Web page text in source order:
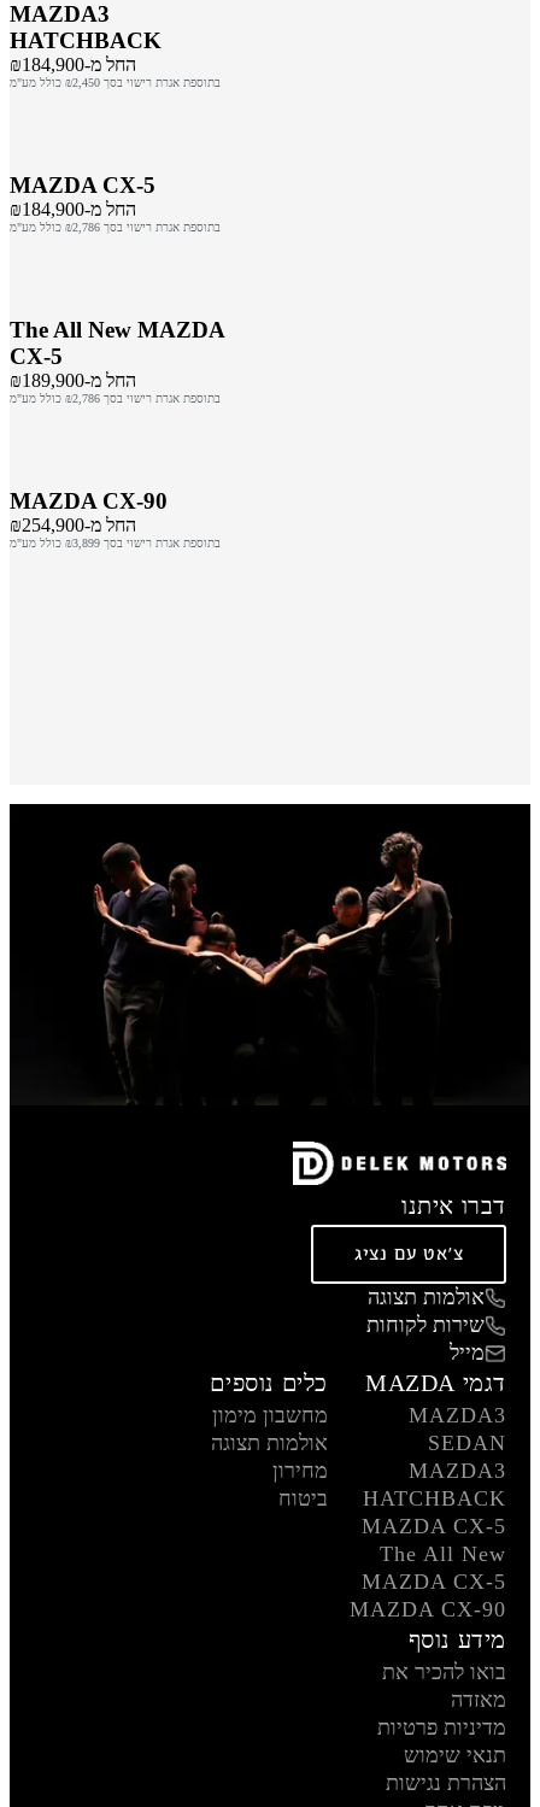
MAZDA3
HATCHBACK
החל מ-₪184,900
בתוספת אגרת רישוי בסך ₪2,450 כולל מע"מ
MAZDA CX-5
החל מ-₪184,900
בתוספת אגרת רישוי בסך ₪2,786 כולל מע"מ
The All New MAZDA
CX-5
החל מ-₪189,900
בתוספת אגרת רישוי בסך ₪2,786 כולל מע"מ
MAZDA CX-90
החל מ-₪254,900
בתוספת אגרת רישוי בסך ₪3,899 כולל מע"מ
דברו איתנו
צ'אט עם נציג
אולמות תצוגה
שירות לקוחות
מייל
דגמי MAZDA
MAZDA3
SEDAN
MAZDA3
HATCHBACK
MAZDA CX-5
The All New
MAZDA CX-5
MAZDA CX-90
כלים נוספים
מחשבון מימון
אולמות תצוגה
מחירון
ביטוח
מידע נוסף
בואו להכיר את
מאזדה
מדיניות פרטיות
תנאי שימוש
הצהרת נגישות